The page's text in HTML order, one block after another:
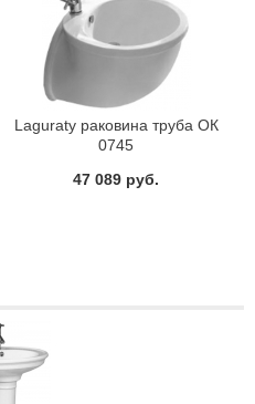
Laguraty раковина труба ОК
0745
47 089 руб.